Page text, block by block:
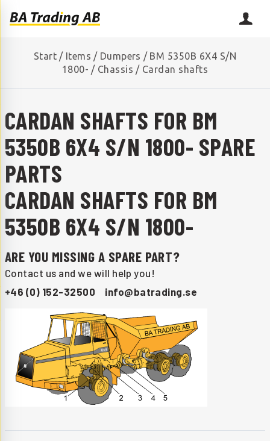
Start / Items / Dumpers / BM 5350B 6X4 S/N
1800- / Chassis / Cardan shafts
CARDAN SHAFTS FOR BM
5350B 6X4 S/N 1800- SPARE
PARTS
CARDAN SHAFTS FOR BM
5350B 6X4 S/N 1800-
ARE YOU MISSING A SPARE PART?
Contact us and we will help you!
+46 (0) 152-32500
info@batrading.se